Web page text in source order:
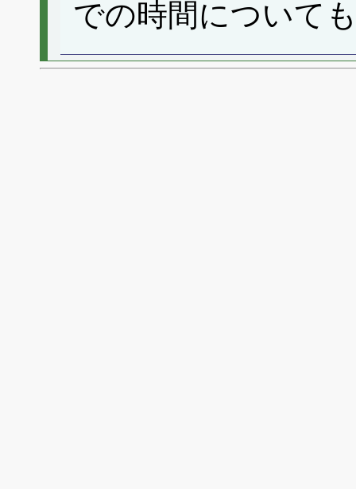
での時間について